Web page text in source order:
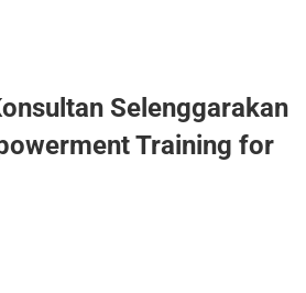
Selenggarakan
Training for